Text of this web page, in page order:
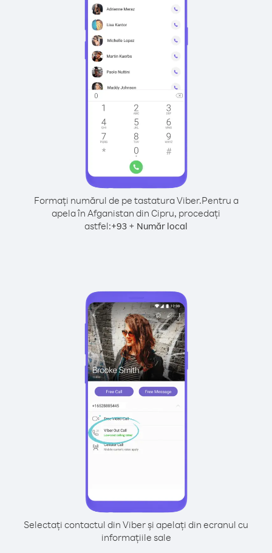
Formați numărul de pe tastatura Viber.Pentru a
apela în Afganistan din Cipru, procedați
astfel:+93 + Număr local
Selectați contactul din Viber și apelați din ecranul cu
informațiile sale